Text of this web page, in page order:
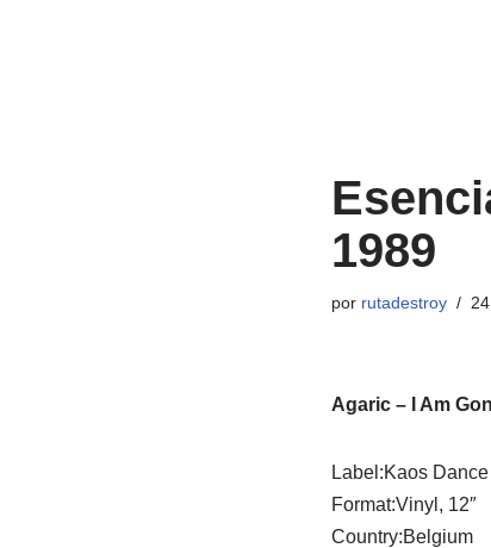
1989
por rutadestroy
Agaric ‎– I Am
Label:Kaos
Format:Vinyl, 12″
Country:Belgium